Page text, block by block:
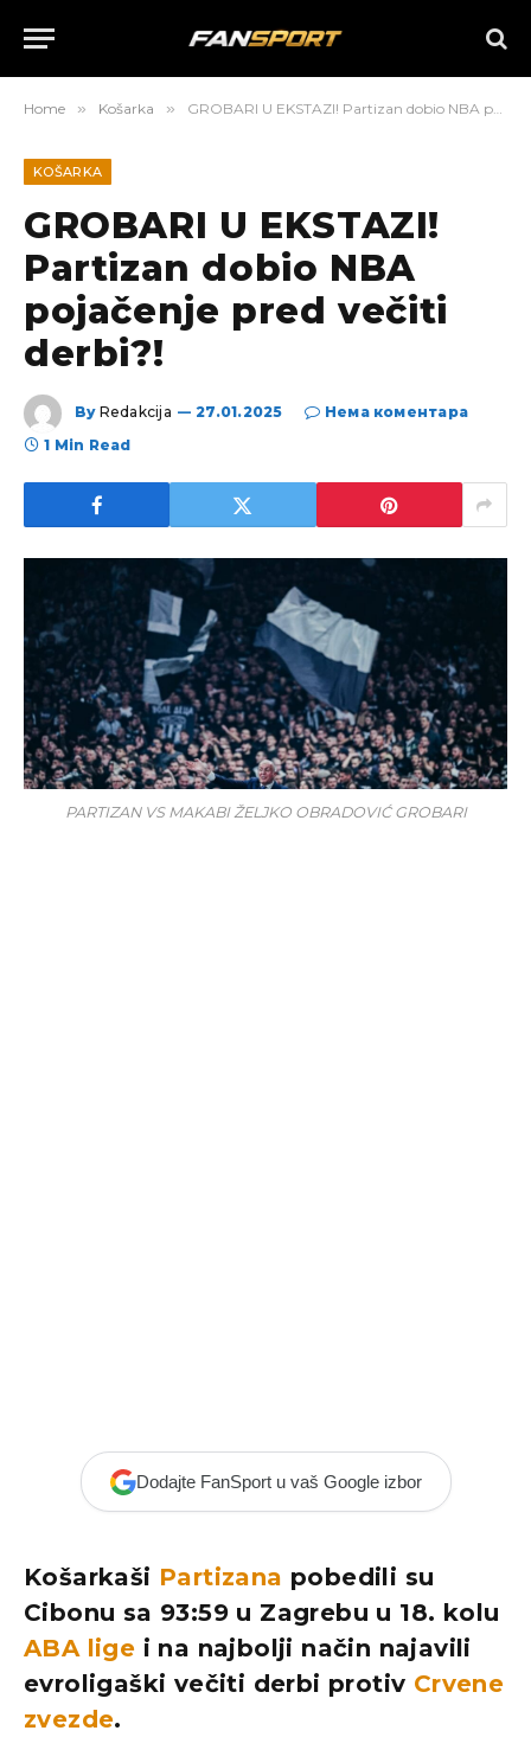
Home » Košarka » GROBARI U EKSTAZI! Partizan dobio NBA pojačenje pred večiti derbi?!
KOŠARKA
GROBARI U EKSTAZI!
Partizan dobio NBA
pojačenje pred večiti
derbi?!
By Redakcija 27.01.2025
Нема коментара
1 Min Read
PARTIZAN VS MAKABI ŽELJKO OBRADOVIĆ GROBARI
Dodajte FanSport u vaš Google izbor
Košarkaši Partizana pobedili su
Cibonu sa 93:59 u Zagrebu u 18. kolu
ABA lige i na najbolji način najavili
evroligaški večiti derbi protiv Crvene
zvezde.